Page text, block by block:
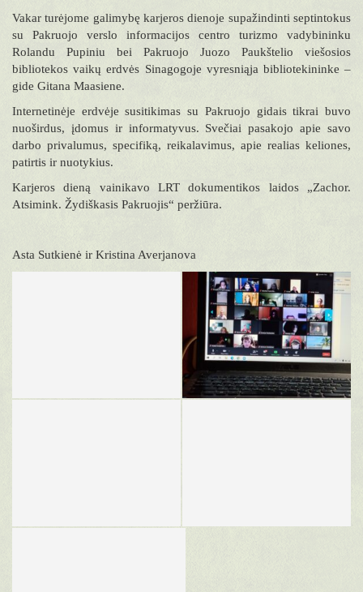
Vakar turėjome galimybę karjeros dienoje supažindinti septintokus
su Pakruojo verslo informacijos centro turizmo vadybininku
Rolandu Pupiniu bei Pakruojo Juozo Paukštelio viešosios
bibliotekos vaikų erdvės Sinagogoje vyresniąja bibliotekininke –
gide Gitana Maasiene.
Internetinėje erdvėje susitikimas su Pakruojo gidais tikrai buvo
nuoširdus, įdomus ir informatyvus. Svečiai pasakojo apie savo
darbo privalumus, specifiką, reikalavimus, apie realias keliones,
patirtis ir nuotykius.
Karjeros dieną vainikavo LRT dokumentikos laidos „Zachor.
Atsimink. Žydiškasis Pakruojis“ peržiūra.
Asta Sutkienė ir Kristina Averjanova